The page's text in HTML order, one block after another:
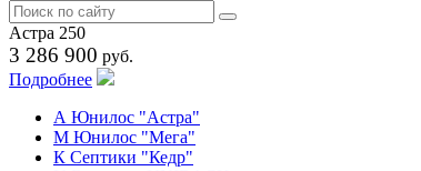
Астра 250
3 286 900 руб.
Подробнее
А Юнилос "Астра"
М Юнилос "Мега"
К Септики "Кедр"